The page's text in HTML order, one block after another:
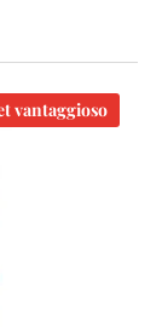
vantaggioso